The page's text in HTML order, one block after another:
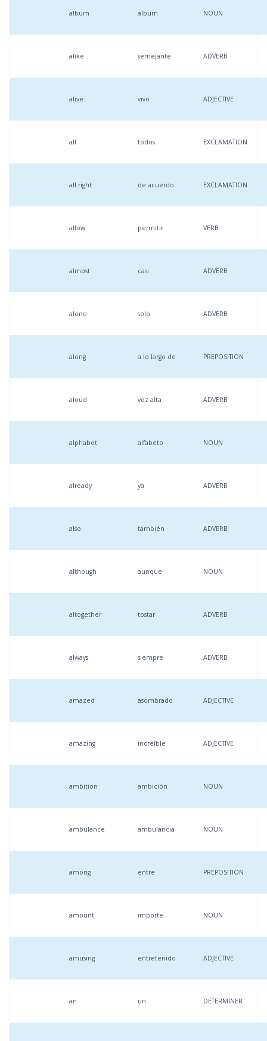
album álbum NOUN
alike semejante ADVERB
alive vivo ADJECTIVE
all todos EXCLAMATION
all right de acuerdo EXCLAMATION
allow permitir VERB
almost casi ADVERB
alone solo ADVERB
along a lo largo de PREPOSITION
aloud voz alta ADVERB
alphabet alfabeto NOUN
already ya ADVERB
also también ADVERB
although aunque NOUN
altogether tostar ADVERB
always siempre ADVERB
amazed asombrado ADJECTIVE
amazing increíble ADJECTIVE
ambition ambición NOUN
ambulance ambulancia NOUN
among entre PREPOSITION
amount importe NOUN
amusing entretenido ADJECTIVE
an un DETERMINER